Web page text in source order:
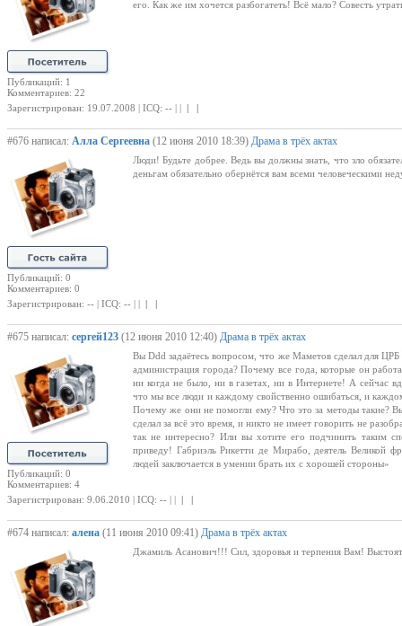
Публикаций: 1
Комментариев: 22
его. Как же им хочется разбогатеть! Всё мало? Совесть
Зарегистрирован: 19.07.2008 | ICQ: -- | | | |
#676 написал: Алла Сергеевна (12 июня 2010 18:39) Драма в трёх актах
Публикаций: 0
Комментариев: 0
Люди! Будьте добрее. Ведь вы должны знать, что зло
деньгам обязательно обернётся вам всеми человеческими
Зарегистрирован: -- | ICQ: -- | | | |
#675 написал: сергей123 (12 июня 2010 12:40) Драма в трёх актах
Публикаций: 0
Комментариев: 4
Вы Ddd задаётесь вопросом, что же Маметов сделал для
администрация города? Почему все года, которые он
ни когда не было, ни в газетах, ни в Интернете! А сейчас
что мы все люди и каждому свойственно ошибаться, и
Почему же они не помогли ему? Что это за методы такие?
сделал за всё это время, и никто не имеет говорить не
так не интересно? Или вы хотите его подчинить таким
приведу! Габриэль Рикетти де Мирабо, деятель Великой
людей заключается в умении брать их с хорошей стороны»
Зарегистрирован: 9.06.2010 | ICQ: -- | | | |
#674 написал: алена (11 июня 2010 09:41) Драма в трёх актах
Джамиль Асанович!!! Сил, здоровья и терпения Вам!